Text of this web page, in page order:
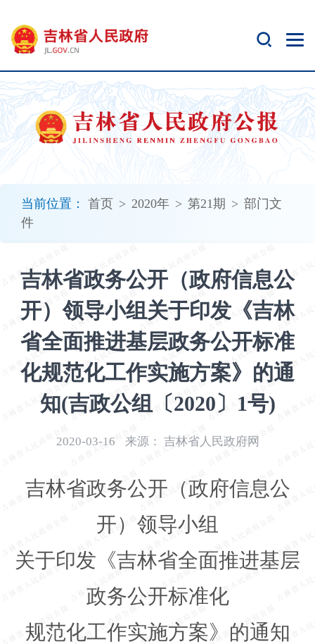
当前位置： 首页 > 2020年 > 第21期 > 部门文
件
吉林省政务公开（政府信息公
开）领导小组关于印发《吉林
省全面推进基层政务公开标准
化规范化工作实施方案》的通
知(吉政公组〔2020〕1号)
2020-03-16 来源： 吉林省人民政府网
吉林省政务公开（政府信息公
开）领导小组
关于印发《吉林省全面推进基层
政务公开标准化
规范化工作实施方案》的通知
开
无
障
碍
说
明
加